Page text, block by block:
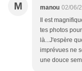
M manou 02/06/
Il est
tes photos
là...J'espère
imprévues ne
une douce